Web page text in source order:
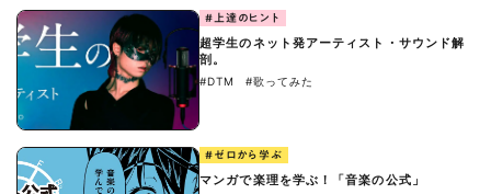
#上達のヒント
超学生のネット発アーティスト・サウンド解
剖。
#DTM #歌ってみた
#ゼロから学ぶ
マンガで楽理を学ぶ！「音楽の公式」